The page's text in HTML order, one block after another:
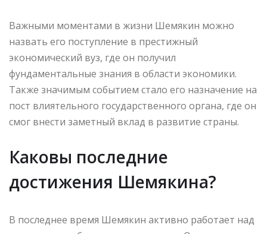
Важными моментами в жизни Шемякин можно
назвать его поступление в престижный
экономический вуз, где он получил
фундаментальные знания в области экономики.
Также значимым событием стало его назначение на
пост влиятельного государственного органа, где он
смог внести заметный вклад в развитие страны.
Каковы последние
достижения Шемякина?
В последнее время Шемякин активно работает над